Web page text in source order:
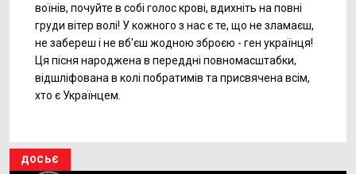
воїнів, почуйте в собі голос крові, вдихніть на повні
груди вітер волі! У кожного з нас є те, що не зламаєш,
не забереш і не вб'єш жодною зброєю - ген українця!
Ця пісня народжена в переддні повномасштабки,
відшліфована в колі побратимів та присвячена всім,
хто є Українцем.
ДОСЬЄ